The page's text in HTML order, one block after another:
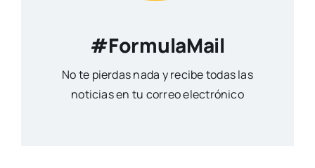
#FormulaMail
No te pierdas nada y recibe todas las
noticias en tu correo electrónico